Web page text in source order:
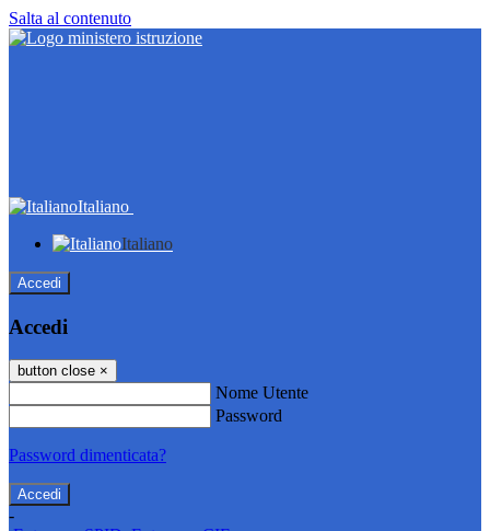
Salta al contenuto
Italiano
Italiano
Accedi
Accedi
button close ×
Nome Utente
Password
Password dimenticata?
-